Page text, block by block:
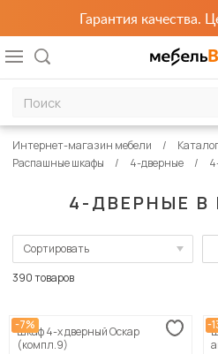
Гарантия качества.
4-ДВЕРНЫЕ В
Интернет-магазин мебели
Распашные шкафы
4-дверные
Сортировать
Сначала дорогие
390 товаров
-7%
Шкаф 4-х дверный Оскар
(компл.9)
-